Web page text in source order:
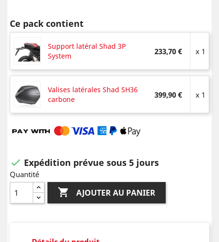
Ce pack contient
Support latéral Shad 3P
System
233,70 € x 1
Valises latérales Shad SH36
carbone
399,90 € x 1
 Expédition prévue sous 5 jours
Quantité
 AJOUTER AU PANIER